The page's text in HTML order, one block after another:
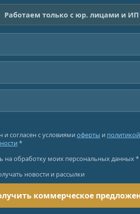
Работаем только с юр. лицами и ИП
и согласен с условиями оферты и политикой
*
на обработку моих персональных данных *
новости и рассылки